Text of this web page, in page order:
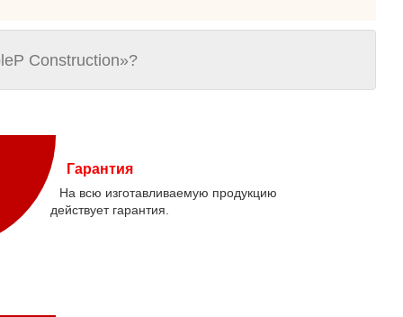
Construction»?
Гарантия
На всю изготавливаемую продукцию
действует гарантия.